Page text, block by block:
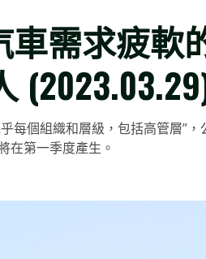
車需求疲軟
每個組織和層級，包括高管層”，
在第一季度產生。